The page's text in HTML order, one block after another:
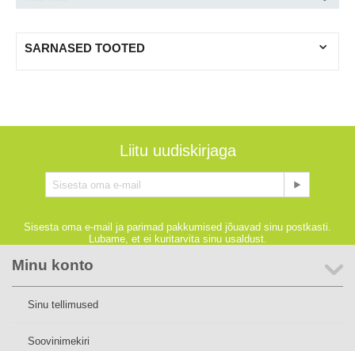
SARNASED TOOTED
Liitu uudiskirjaga
Sisesta oma e-mail ja parimad pakkumised jõuavad sinu postkasti.
Lubame, et ei kuritarvita sinu usaldust.
Minu konto
Sinu tellimused
Soovinimekiri